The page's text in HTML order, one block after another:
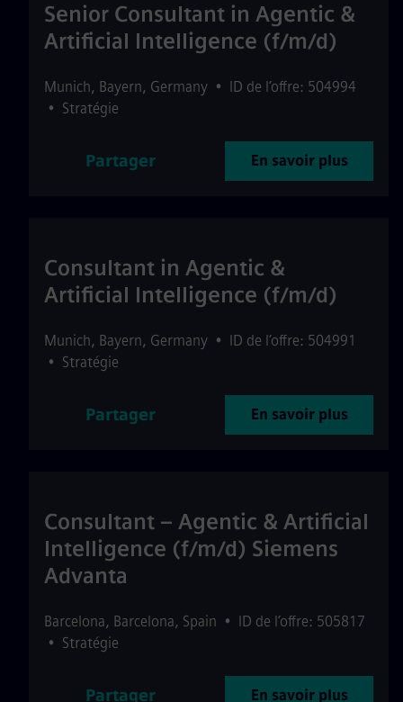
Senior Consultant in Agentic &
Artificial Intelligence (f/m/d)
Munich, Bayern, Germany • ID de l’offre: 504994
• Stratégie
Partager En savoir plus
Consultant in Agentic &
Artificial Intelligence (f/m/d)
Munich, Bayern, Germany • ID de l’offre: 504991
• Stratégie
Partager En savoir plus
Consultant – Agentic & Artificial
Intelligence (f/m/d) Siemens
Advanta
Barcelona, Barcelona, Spain • ID de l’offre: 505817
• Stratégie
Partager En savoir plus